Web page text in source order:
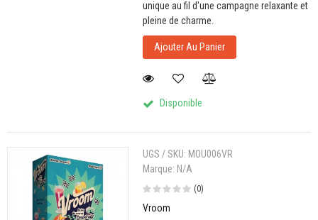
unique au fil d'une campagne relaxante et
pleine de charme.
Ajouter Au Panier
Disponible
UGS / SKU: MOU006VR
Marque: N/A
(0)
Vroom